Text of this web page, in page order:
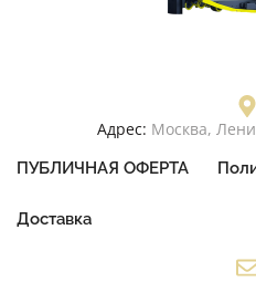
Адрес: Москва,
ПУБЛИЧНАЯ ОФЕРТА
Доставка